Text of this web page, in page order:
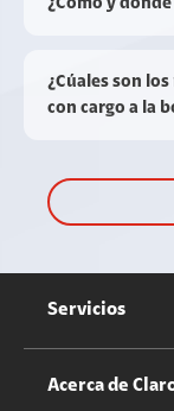
¿Cómo y
¿Cúales son
con cargo a la
Servicios
Servicios
Acerca de